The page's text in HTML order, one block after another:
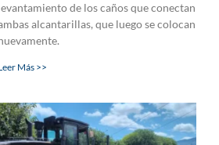
de los caños que conectan
alcantarillas, que luego se colocan
Más >>